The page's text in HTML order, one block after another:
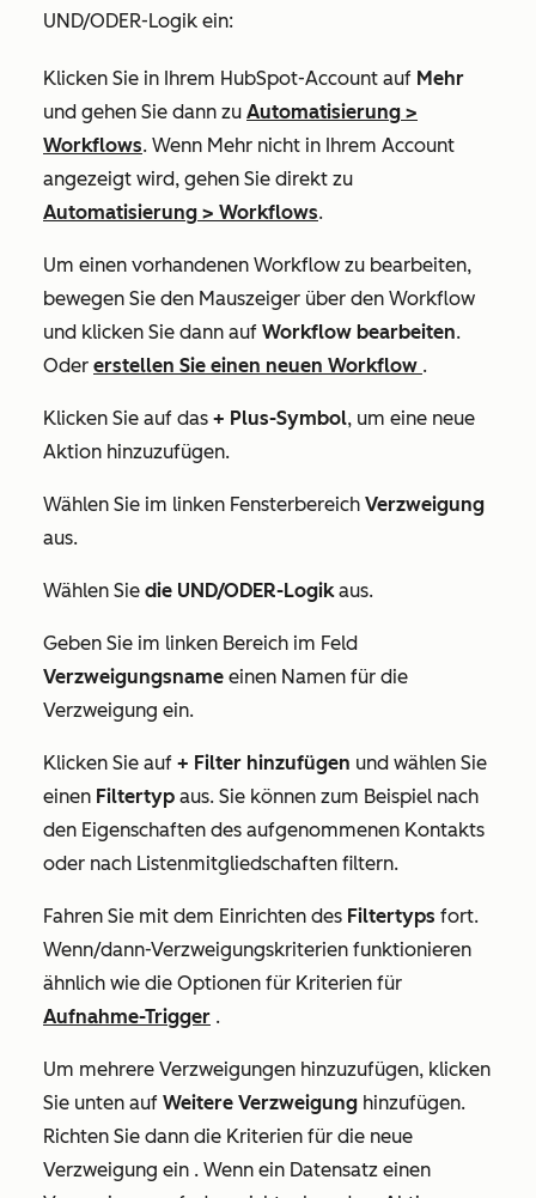
UND/ODER-Logik ein:
Klicken Sie in Ihrem HubSpot-Account auf Mehr
und gehen Sie dann zu Automatisierung >
Workflows. Wenn Mehr nicht in Ihrem Account
angezeigt wird, gehen Sie direkt zu
Automatisierung > Workflows.
Um einen vorhandenen Workflow zu bearbeiten,
bewegen Sie den Mauszeiger über den Workflow
und klicken Sie dann auf Workflow bearbeiten.
Oder erstellen Sie einen neuen Workflow .
Klicken Sie auf das + Plus-Symbol, um eine neue
Aktion hinzuzufügen.
Wählen Sie im linken Fensterbereich Verzweigung
aus.
Wählen Sie die UND/ODER-Logikaus.
Geben Sie im linken Bereich im Feld
Verzweigungsname einen Namen für die
Verzweigung ein.
Klicken Sie auf + Filter hinzufügen und wählen Sie
einen Filtertyp aus. Sie können zum Beispiel nach
den Eigenschaften des aufgenommenen Kontakts
oder nach Listenmitgliedschaften filtern.
Fahren Sie mit dem Einrichten des Filtertyps fort.
Wenn/dann-Verzweigungskriterien funktionieren
ähnlich wie die Optionen für Kriterien für
Aufnahme-Trigger .
Um mehrere Verzweigungen hinzuzufügen, klicken
Sie unten auf Weitere Verzweigung hinzufügen.
Richten Sie dann die Kriterien für die neue
Verzweigung ein . Wenn ein Datensatz einen